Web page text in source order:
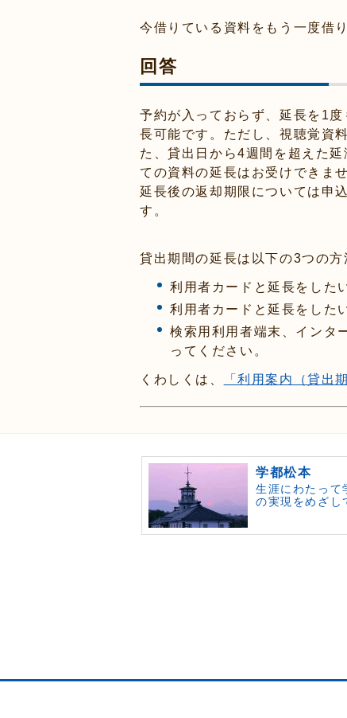
今借りている資料をもう一度借
回答
予約が入っておらず、延長を1
長可能です。ただし、視聴覚資
た、貸出日から4週間を超えた
ての資料の延長はお受けできませ
延長後の返却期限については申
す。
貸出期間の延長は以下の3つの方
利用者カードと延長をした
利用者カードと延長をした
検索用利用者端末、インタ
ってください。
くわしくは、 「利用案内（貸出
学都松本
生涯にわたって
の実現をめざし